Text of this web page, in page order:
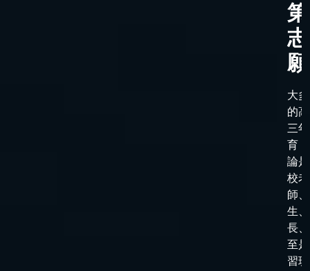
志
大
的
三
育
論
校老
師
生
長
至
習